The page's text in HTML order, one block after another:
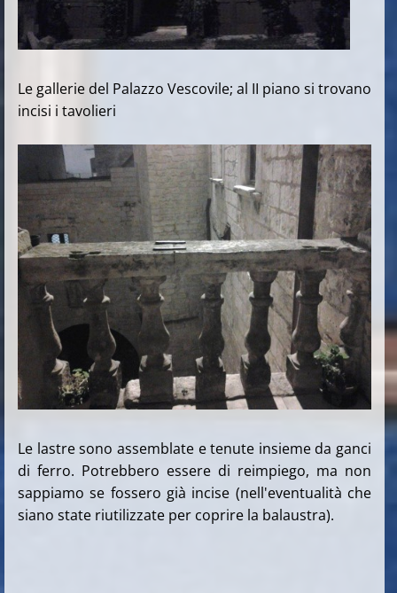
Le gallerie del Palazzo Vescovile; al II piano si trovano
incisi i tavolieri
Le lastre sono assemblate e tenute insieme da ganci
di ferro. Potrebbero essere di reimpiego, ma non
sappiamo se fossero già incise (nell'eventualità che
siano state riutilizzate per coprire la balaustra).